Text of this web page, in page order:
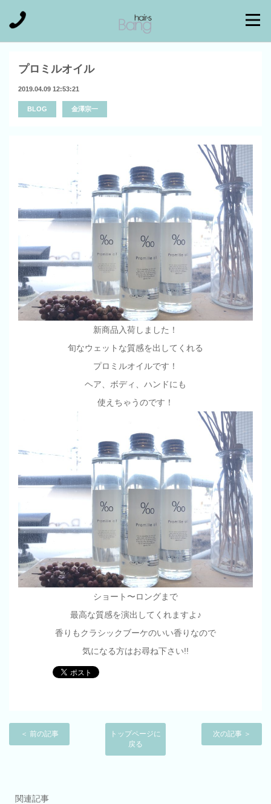
プロミルオイル
2019.04.09 12:53:21
BLOG 金澤宗一
新商品入荷しました！
旬なウェットな質感を出してくれる
プロミルオイルです！
ヘア、ボディ、ハンドにも
使えちゃうのです！
ショート〜ロングまで
最高な質感を演出してくれますよ♪
香りもクラシックブーケのいい香りなので
気になる方はお尋ね下さい!!
＜ 前の記事
トップページに
戻る
次の記事 ＞
関連記事